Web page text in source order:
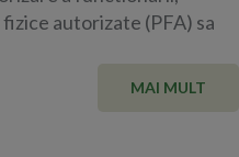
autorizate (PFA) sa
MAI MULT